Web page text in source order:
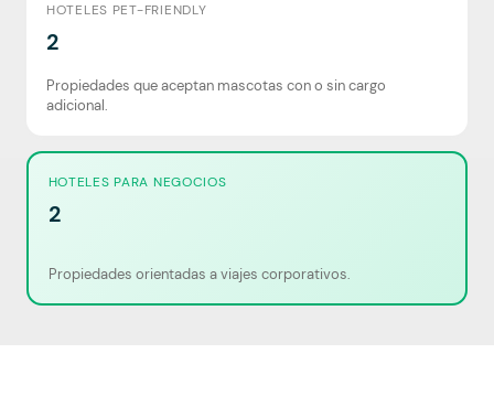
HOTELES PET-FRIENDLY
2
Propiedades que aceptan mascotas con o sin cargo
adicional.
HOTELES PARA NEGOCIOS
2
Propiedades orientadas a viajes corporativos.